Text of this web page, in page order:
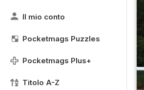
Il mio conto
Pocketmags Puzzles
Pocketmags Plus+
Titolo A-Z